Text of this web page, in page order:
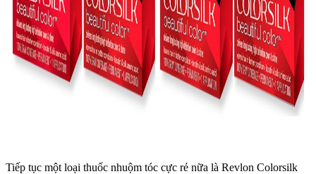
Tiếp tục một loại thuốc nhuộm tóc cực rẻ nữa là Revlon Colorsilk